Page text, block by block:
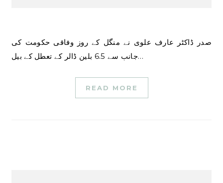
صدر ڈاکٹر عارف علوی نے منگل کے روز وفاقی حکومت کی
جانب سے 6.5 بلین ڈالر کے تعطل کے بیل…
READ MORE